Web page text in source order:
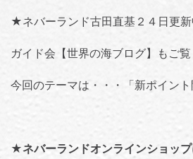
★ネバーランド古田直基２４日更新
ガイド会【世界の海ブログ】 もご覧
今回のテーマは・・・「新ポイント
★ネバーランドオンラインショッ